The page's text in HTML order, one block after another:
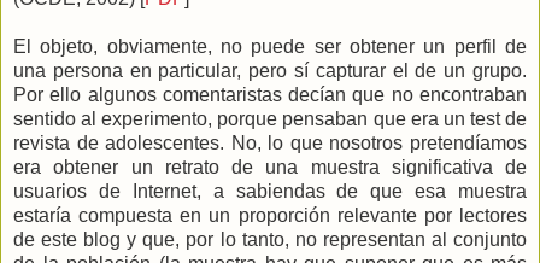
El objeto, obviamente, no puede ser obtener un perfil de
una persona en particular, pero sí capturar el de un grupo.
Por ello algunos comentaristas decían que no encontraban
sentido al experimento, porque pensaban que era un test de
revista de adolescentes. No, lo que nosotros pretendíamos
era obtener un retrato de una muestra significativa de
usuarios de Internet, a sabiendas de que esa muestra
estaría compuesta en un proporción relevante por lectores
de este blog y que, por lo tanto, no representan al conjunto